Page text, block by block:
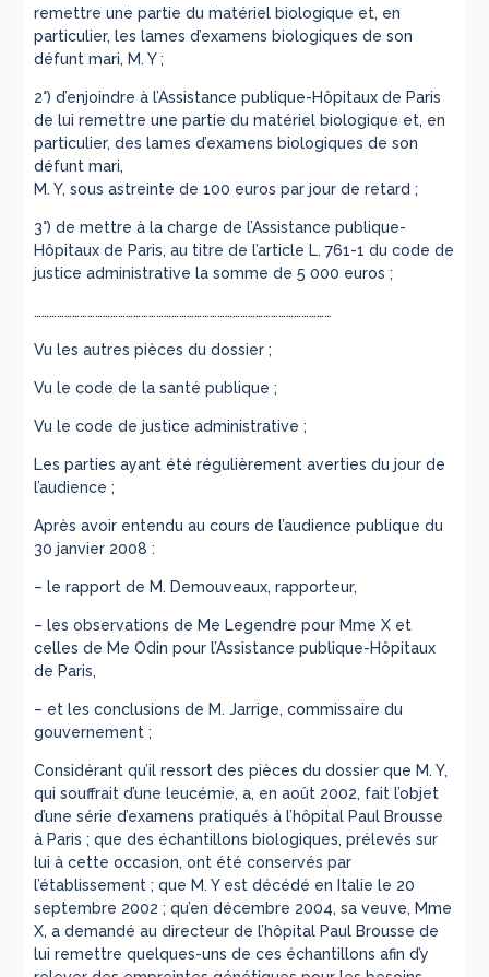
remettre une partie du matériel biologique et, en
particulier, les lames d’examens biologiques de son
défunt mari, M. Y ;
2°) d’enjoindre à l’Assistance publique-Hôpitaux de Paris
de lui remettre une partie du matériel biologique et, en
particulier, des lames d’examens biologiques de son
défunt mari,
M. Y, sous astreinte de 100 euros par jour de retard ;
3°) de mettre à la charge de l’Assistance publique-
Hôpitaux de Paris, au titre de l’article L. 761-1 du code de
justice administrative la somme de 5 000 euros ;
………………………………………………………………………………………………………
Vu les autres pièces du dossier ;
Vu le code de la santé publique ;
Vu le code de justice administrative ;
Les parties ayant été régulièrement averties du jour de
l’audience ;
Après avoir entendu au cours de l’audience publique du
30 janvier 2008 :
– le rapport de M. Demouveaux, rapporteur,
– les observations de Me Legendre pour Mme X et
celles de Me Odin pour l’Assistance publique-Hôpitaux
de Paris,
– et les conclusions de M. Jarrige, commissaire du
gouvernement ;
Considérant qu’il ressort des pièces du dossier que M. Y,
qui souffrait d’une leucémie, a, en août 2002, fait l’objet
d’une série d’examens pratiqués à l’hôpital Paul Brousse
à Paris ; que des échantillons biologiques, prélevés sur
lui à cette occasion, ont été conservés par
l’établissement ; que M. Y est décédé en Italie le 20
septembre 2002 ; qu’en décembre 2004, sa veuve, Mme
X, a demandé au directeur de l’hôpital Paul Brousse de
lui remettre quelques-uns de ces échantillons afin d’y